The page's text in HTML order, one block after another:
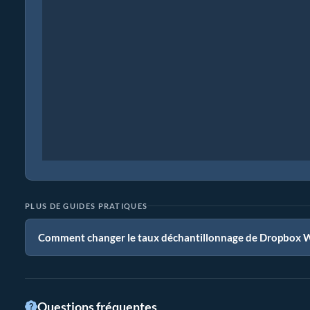
PLUS DE GUIDES PRATIQUES
Comment changer le taux déchantillonnage de Dropbox
Questions fréquentes